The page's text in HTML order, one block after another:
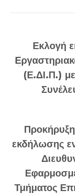
Εκλογή
(Ε.ΔΙ.Π.)
εκδήλωσης
Τμήματος